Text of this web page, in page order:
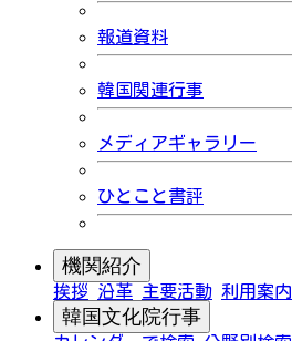
報道資料
韓国関連行事
メディアギャラリー
ひとこと書評
機関紹介
挨拶 沿革 主要活動 利用案内
韓国文化院行事